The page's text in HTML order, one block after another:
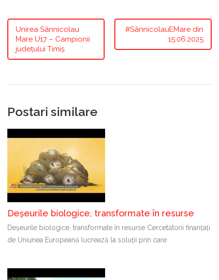
Unirea Sânnicolau
Mare U17 – Campionii
județului Timiș
#SânnicolauEMare din
15.06.2025
Postari similare
Deșeurile biologice, transformate în resurse
Deșeurile biologice, transformate în resurse Cercetătorii finanțați
de Uniunea Europeană lucrează la soluții prin care